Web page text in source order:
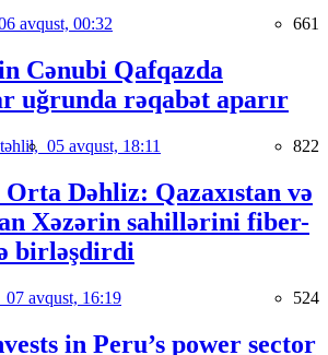
avqust, 00:32 661
Cənubi Qafqazda
uğrunda rəqabət aparır
05 avqust, 18:11 822
Orta Dəhliz: Qazaxıstan və
Xəzərin sahillərini fiber-
birləşdirdi
07 avqust, 16:19 524
in Peru’s power sector